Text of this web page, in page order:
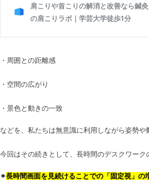
・周囲との距離感
・空間の広がり
・景色と動きの一致
などを、私たちは無意識に利用しながら姿勢や
今回はその続きとして、長時間のデスクワーク
⚫︎長時間画面を見続けることでの「固定視」の